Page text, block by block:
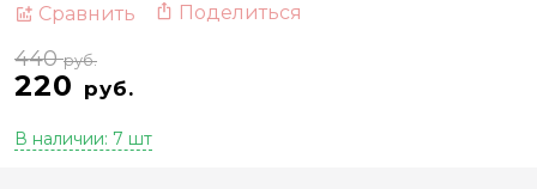
Сравнить Поделиться
220 руб.
440руб.
В наличии: 7 шт